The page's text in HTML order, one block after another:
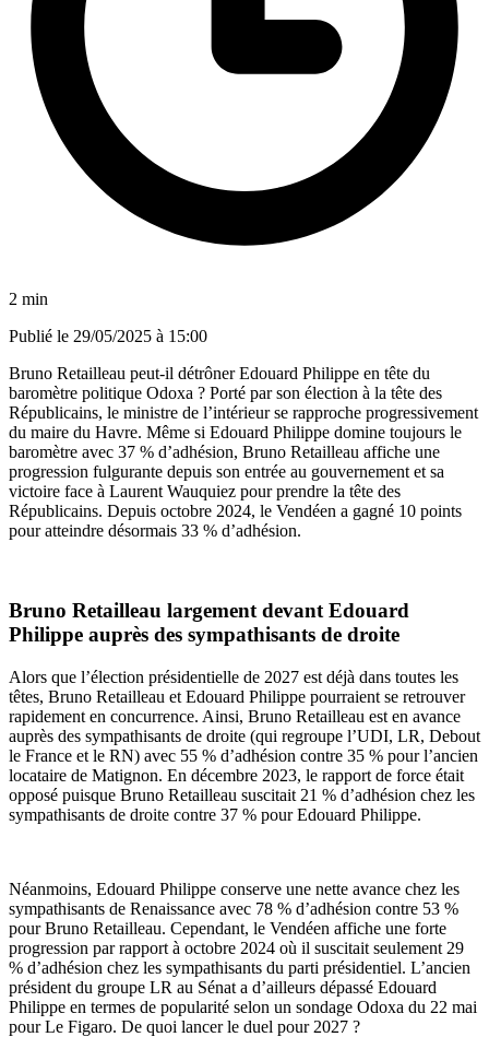
2 min
Publié le 29/05/2025 à 15:00
Bruno Retailleau peut-il détrôner Edouard Philippe en tête du
baromètre politique Odoxa ? Porté par son élection à la tête des
Républicains, le ministre de l’intérieur se rapproche progressivement
du maire du Havre. Même si Edouard Philippe domine toujours le
baromètre avec 37 % d’adhésion, Bruno Retailleau affiche une
progression fulgurante depuis son entrée au gouvernement et sa
victoire face à Laurent Wauquiez pour prendre la tête des
Républicains. Depuis octobre 2024, le Vendéen a gagné 10 points
pour atteindre désormais 33 % d’adhésion.
Bruno Retailleau largement devant Edouard
Philippe auprès des sympathisants de droite
Alors que l’élection présidentielle de 2027 est déjà dans toutes les
têtes, Bruno Retailleau et Edouard Philippe pourraient se retrouver
rapidement en concurrence. Ainsi, Bruno Retailleau est en avance
auprès des sympathisants de droite (qui regroupe l’UDI, LR, Debout
le France et le RN) avec 55 % d’adhésion contre 35 % pour l’ancien
locataire de Matignon. En décembre 2023, le rapport de force était
opposé puisque Bruno Retailleau suscitait 21 % d’adhésion chez les
sympathisants de droite contre 37 % pour Edouard Philippe.
Néanmoins, Edouard Philippe conserve une nette avance chez les
sympathisants de Renaissance avec 78 % d’adhésion contre 53 %
pour Bruno Retailleau. Cependant, le Vendéen affiche une forte
progression par rapport à octobre 2024 où il suscitait seulement 29
% d’adhésion chez les sympathisants du parti présidentiel. L’ancien
président du groupe LR au Sénat a d’ailleurs dépassé Edouard
Philippe en termes de popularité selon un sondage Odoxa du 22 mai
pour Le Figaro. De quoi lancer le duel pour 2027 ?